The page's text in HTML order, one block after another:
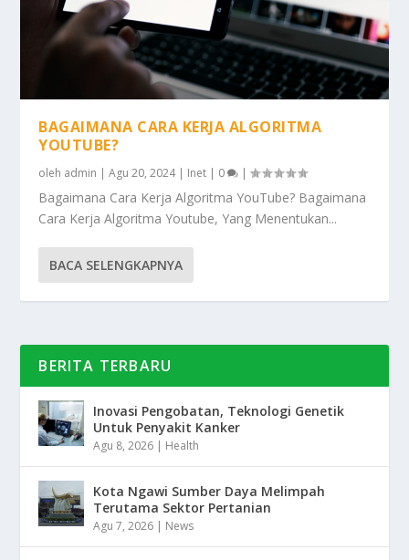
BAGAIMANA CARA KERJA ALGORITMA
YOUTUBE?
oleh admin |Agu 20, 2024| Inet | 0 |
Bagaimana Cara Kerja Algoritma YouTube? Bagaimana
Cara Kerja Algoritma Youtube, Yang Menentukan...
BACA SELENGKAPNYA
BERITA TERBARU
Inovasi Pengobatan, Teknologi Genetik
Untuk Penyakit Kanker
Agu 8, 2026 | Health
Kota Ngawi Sumber Daya Melimpah
Terutama Sektor Pertanian
Agu 7, 2026 | News